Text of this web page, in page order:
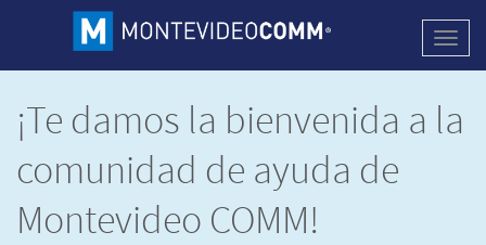
¡Te damos la bienvenida a la
comunidad de ayuda de
Montevideo COMM!